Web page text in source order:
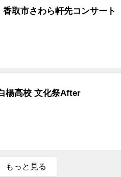
取市さわら軒先コンサート
楊高校 文化祭After
もっと見る